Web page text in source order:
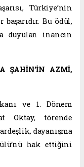
Türkiye’nin
Bu ödül,
duyulan inancın
ŞAHİN’İN AZMİ,
ve 1. Dönem
Oktay, törende
dayanışma
hak ettiğini